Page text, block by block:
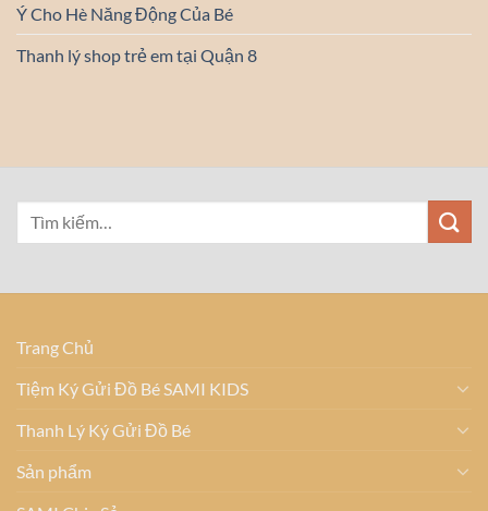
Ý Cho Hè Năng Động Của Bé
Thanh lý shop trẻ em tại Quận 8
Trang Chủ
Tiệm Ký Gửi Đồ Bé SAMI KIDS
Thanh Lý Ký Gửi Đồ Bé
Sản phẩm